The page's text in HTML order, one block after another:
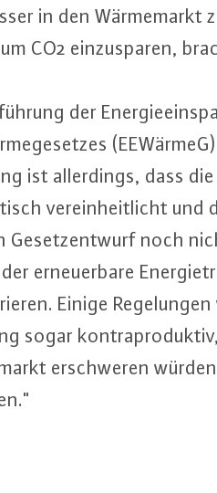
in den
CO2 ein­zu­spa­ren,
der
ist al­ler­dings, dass
ver­ein­heit­licht und
Ge­setz­ent­wurf noch
er­neu­er­ba­re
Einige
sogar
er­schwe­ren